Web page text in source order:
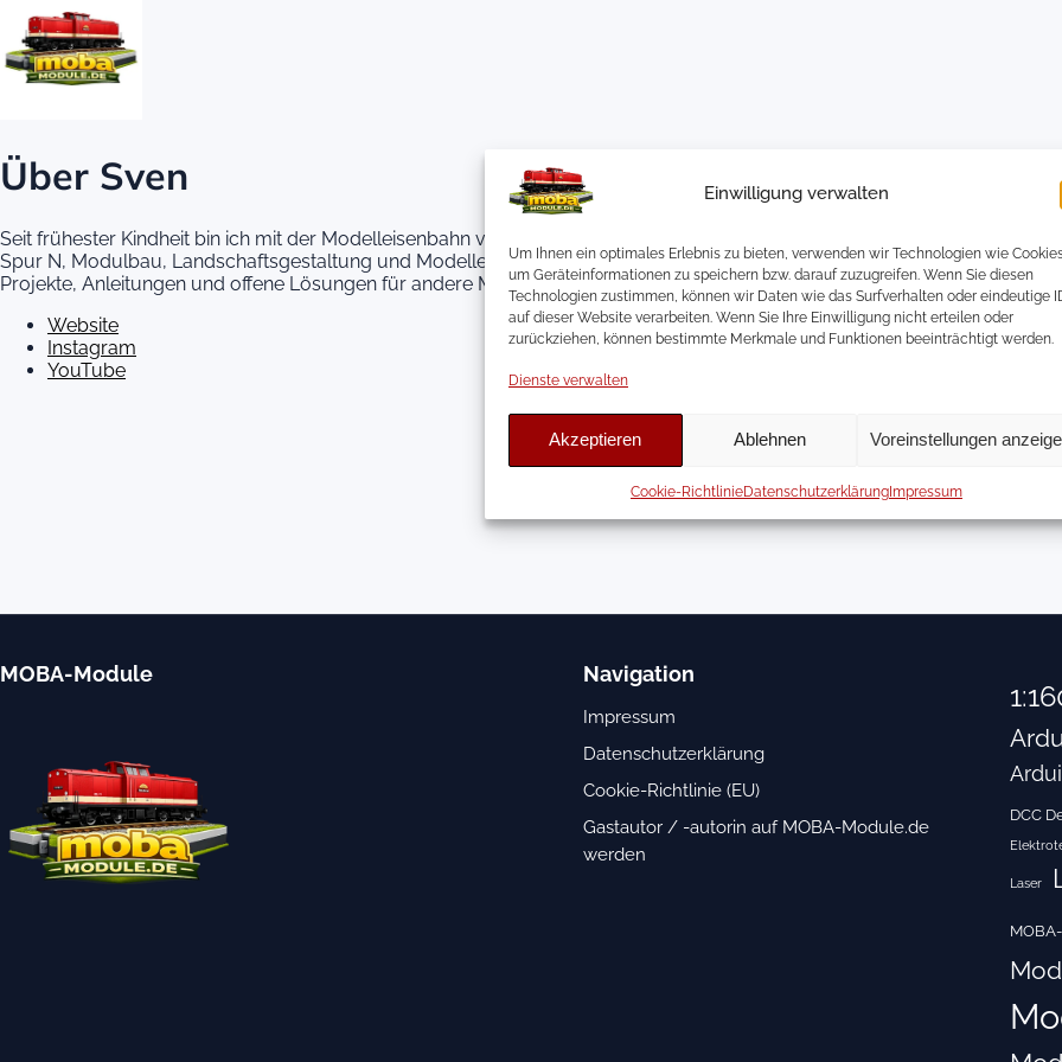
Einwilligung verwalten
Um Ihnen ein optimales Erlebnis zu bieten, verwenden wir Technologien wie
um Geräteinformationen zu speichern bzw. darauf zuzugreifen. Wenn Sie diesen
Technologien zustimmen, können wir Daten wie das Surfverhalten oder eindeutige
auf dieser Website verarbeiten. Wenn Sie Ihre Einwilligung nicht erteilen oder
zurückziehen, können bestimmte Merkmale und Funktionen beeinträchtigt werden.
Dienste verwalten
Akzeptieren Ablehnen Voreinstellungen
Cookie-RichtlinieDatenschutzerklärungImpressum
Über Sven
Seit frühester Kindheit bin ich mit der Modelleisenbahn verbunden. Als Administrator von MOBA-Module.de berichte ich
Spur N, Modulbau, Landschaftsgestaltung und Modelleisenbahn-Elektronik. Dabei entwickle und dokumentiere ich eigene
Projekte, Anleitungen und offene Lösungen für andere Modellbahnbegeisterte.
Website
Instagram
YouTube
MOBA-Module Navigation
Impressum
Datenschutzerklärung
Cookie-Richtlinie (EU)
Gastautor / -autorin auf MOBA-Module.de
werden
DCC
Laser